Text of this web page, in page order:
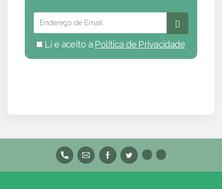
Li e aceito a Política de Privacidade